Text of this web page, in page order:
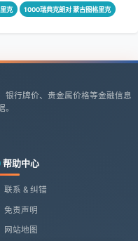
克 1000瑞典克朗对 蒙古图格里克
银行牌价、贵金属价格等金融信息
帮助中心
联系 & 纠错
免责声明
网站地图